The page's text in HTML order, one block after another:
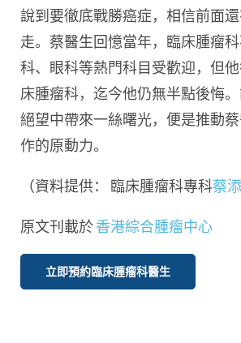
說到要徹底戰勝癌症，相信前面
走。蔡醫生回憶當年，臨床腫瘤
科、眼科等熱門科目受歡迎，但
床腫瘤科，迄今他仍無半點後悔
絕望中帶來一絲曙光，便是推動
作的原動力。
（資料提供： 臨床腫瘤科專科蔡
原文刊載於香港綜合腫瘤中心
立即預約臨床腫瘤科醫生